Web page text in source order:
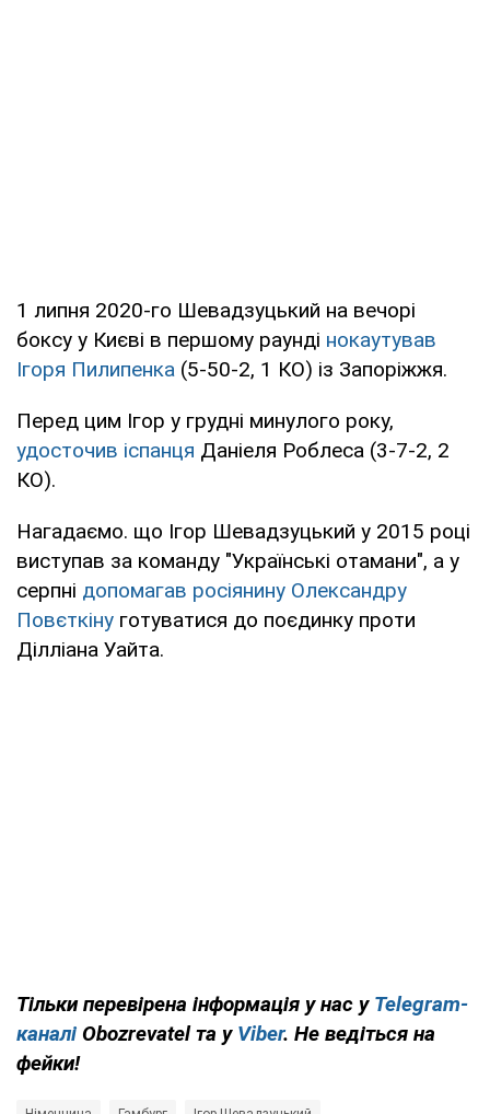
1 липня 2020-го Шевадзуцький на вечорі
боксу у Києві в першому раунді нокаутував
Ігоря Пилипенка (5-50-2, 1 КО) із Запоріжжя.
Перед цим Ігор у грудні минулого року,
удосточив іспанця Даніеля Роблеса (3-7-2, 2
КО).
Нагадаємо. що Ігор Шевадзуцький у 2015 році
виступав за команду "Українські отамани", а у
серпні допомагав росіянину Олександру
Повєткіну готуватися до поєдинку проти
Ділліана Уайта.
Тільки перевірена інформація у нас у Telegram-
каналі Obozrevatel та у Viber. Не ведіться на
фейки!